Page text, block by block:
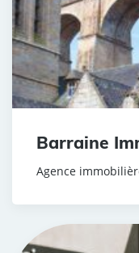
Barraine
Agence